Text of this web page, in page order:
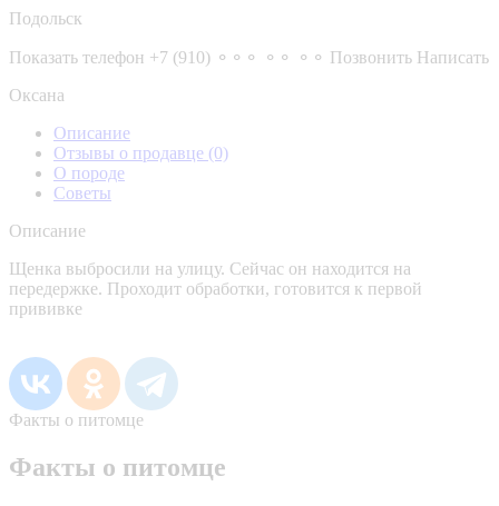
Подольск
Показать телефон +7 (910) ⚬⚬⚬ ⚬⚬ ⚬⚬ Позвонить Написать
Оксана
Описание
Отзывы о продавце (0)
О породе
Советы
Описание
Щенка выбросили на улицу. Сейчас он находится на
передержке. Проходит обработки, готовится к первой
прививке
Факты о питомце
Факты о питомце